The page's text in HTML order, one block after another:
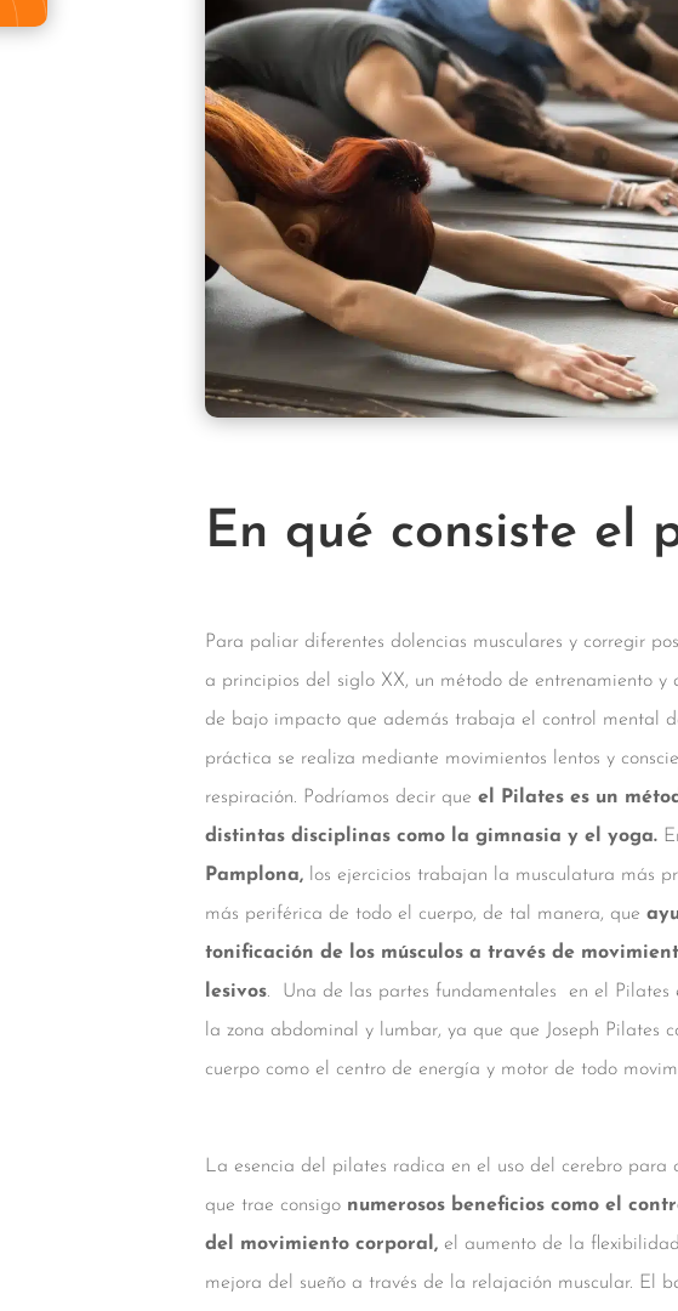
En qué consiste el
Para paliar diferentes dolencias musculares y corregir
a principios del siglo XX, un método de entrenamiento y
de bajo impacto que además trabaja el control mental
práctica se realiza mediante movimientos lentos y
respiración. Podríamos decir que el Pilates es un
distintas disciplinas como la gimnasia y el yoga.
Pamplona,los ejercicios trabajan la musculatura más
más periférica de todo el cuerpo, de tal manera, que
tonificación de los músculos a través de
lesivos. Una de las partes fundamentales en el Pilates
la zona abdominal y lumbar, ya que que Joseph Pilates
cuerpo como el centro de energía y motor de todo
La esencia del pilates radica en el uso del cerebro para
que trae consigo numerosos beneficios como el
del movimiento corporal,el aumento de la
mejora del sueño a través de la relajación muscular. El